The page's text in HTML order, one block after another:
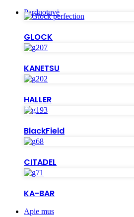
Parduotuvė
GLOCK
KANETSU
HALLER
BlackField
CITADEL
KA-BAR
Apie mus